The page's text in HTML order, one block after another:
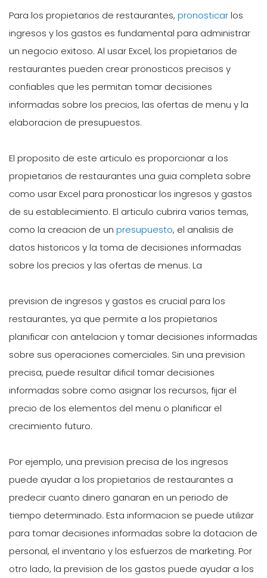
Para los propietarios de restaurantes, pronosticarlos
ingresos y los gastos es fundamental para administrar
un negocio exitoso. Al usar Excel, los propietarios de
restaurantes pueden crear pronosticos precisos y
confiables que les permitan tomar decisiones
informadas sobre los precios, las ofertas de menu y la
elaboracion de presupuestos.
El proposito de este articulo es proporcionar a los
propietarios de restaurantes una guia completa sobre
como usar Excel para pronosticar los ingresos y gastos
de su establecimiento. El articulo cubrira varios temas,
como la creacion de un presupuesto, el analisis de
datos historicos y la toma de decisiones informadas
sobre los precios y las ofertas de menus. La
prevision de ingresos y gastos es crucial para los
restaurantes, ya que permite a los propietarios
planificar con antelacion y tomar decisiones informadas
sobre sus operaciones comerciales. Sin una prevision
precisa, puede resultar dificil tomar decisiones
informadas sobre como asignar los recursos, fijar el
precio de los elementos del menu o planificar el
crecimiento futuro.
Por ejemplo, una prevision precisa de los ingresos
puede ayudar a los propietarios de restaurantes a
predecir cuanto dinero ganaran en un periodo de
tiempo determinado. Esta informacion se puede utilizar
para tomar decisiones informadas sobre la dotacion de
personal, el inventario y los esfuerzos de marketing. Por
otro lado, la prevision de los gastos puede ayudar a los